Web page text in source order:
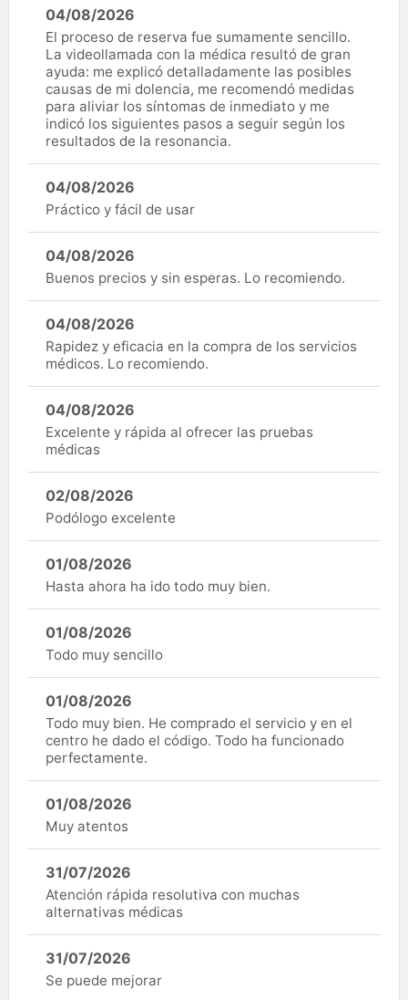
04/08/2026
El proceso de reserva fue sumamente sencillo.
La videollamada con la médica resultó de gran
ayuda: me explicó detalladamente las posibles
causas de mi dolencia, me recomendó medidas
para aliviar los síntomas de inmediato y me
indicó los siguientes pasos a seguir según los
resultados de la resonancia.
04/08/2026
Práctico y fácil de usar
04/08/2026
Buenos precios y sin esperas. Lo recomiendo.
04/08/2026
Rapidez y eficacia en la compra de los servicios
médicos. Lo recomiendo.
04/08/2026
Excelente y rápida al ofrecer las pruebas
médicas
02/08/2026
Podólogo excelente
01/08/2026
Hasta ahora ha ido todo muy bien.
01/08/2026
Todo muy sencillo
01/08/2026
Todo muy bien. He comprado el servicio y en el
centro he dado el código. Todo ha funcionado
perfectamente.
01/08/2026
Muy atentos
31/07/2026
Atención rápida resolutiva con muchas
alternativas médicas
31/07/2026
Se puede mejorar